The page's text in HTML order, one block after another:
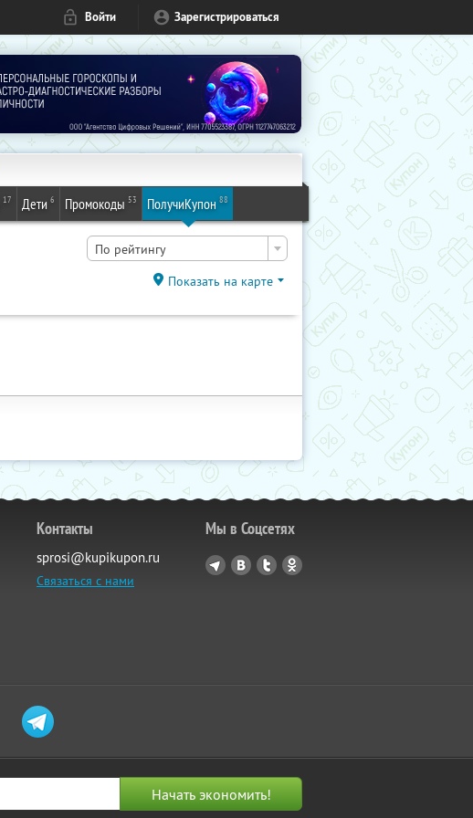
Войти Зарегистрироваться
17 Дети 6 Промокоды 53 ПолучиКупон 88
По рейтингу
Показать на карте
Контакты
sprosi@kupikupon.ru
Связаться с нами
Мы в Соцсетях